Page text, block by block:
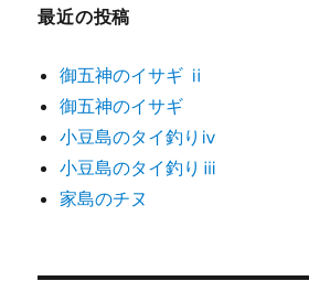
最近の投稿
御五神のイサギ ⅱ
御五神のイサギ
小豆島のタイ釣りⅳ
小豆島のタイ釣りⅲ
家島のチヌ